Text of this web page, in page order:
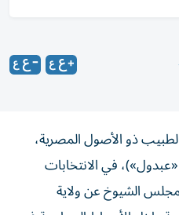
ذو الأصول المصرية،
في الانتخابات
الشيوخ عن ولاية